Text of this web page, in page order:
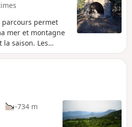
parcours permet
mer et montagne
saison. Les
à couper le souffle.
longueur et le
techniques
descentes
Le
deux en prévoyant
la Chapelle Saint-
-734 m